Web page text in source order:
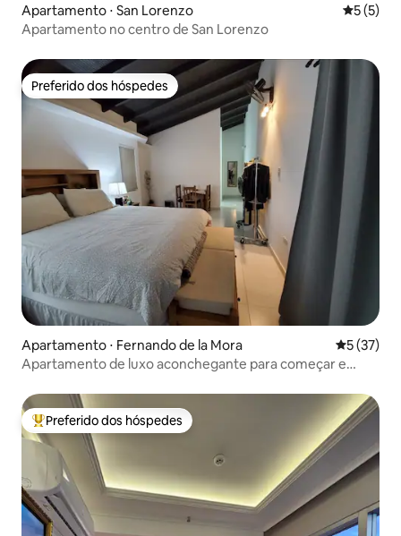
Apartamento ⋅ San Lorenzo 5 de
5 (5)
Apartamento no centro de San Lorenzo
Preferido dos hóspedes
Preferido dos hóspedes
Apartamento ⋅ Fernando de la Mora 5 de uma
5 (37)
Apartamento de luxo aconchegante para começar e
Entre os melhores preferidos dos hóspedes
Preferido dos hóspedes